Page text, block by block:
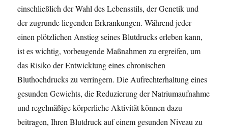
einschließlich der Wahl des Lebensstils, der Genetik und
der zugrunde liegenden Erkrankungen. Während jeder
einen plötzlichen Anstieg seines Blutdrucks erleben kann,
ist es wichtig, vorbeugende Maßnahmen zu ergreifen, um
das Risiko der Entwicklung eines chronischen
Bluthochdrucks zu verringern. Die Aufrechterhaltung eines
gesunden Gewichts, die Reduzierung der Natriumaufnahme
und regelmäßige körperliche Aktivität können dazu
beitragen, Ihren Blutdruck auf einem gesunden Niveau zu